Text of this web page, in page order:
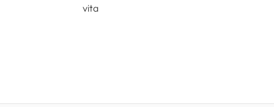
vita